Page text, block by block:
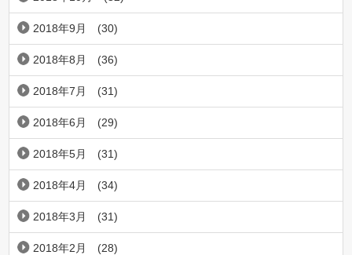
2018年9月 (30)
2018年8月 (36)
2018年7月 (31)
2018年6月 (29)
2018年5月 (31)
2018年4月 (34)
2018年3月 (31)
2018年2月 (28)